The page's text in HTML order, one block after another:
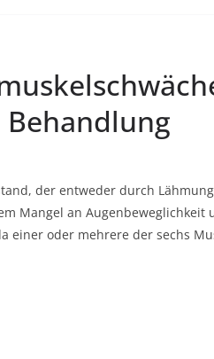
Behandlung
der entweder durch
Mangel an Augenbeweglichkeit
einer oder mehrere der sechs